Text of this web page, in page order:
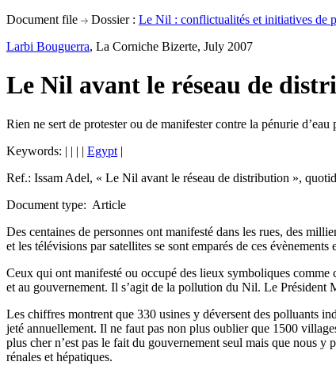
Document file Dossier : Le Nil : conflictualités et initiatives de
Larbi Bouguerra, La Corniche Bizerte, July 2007
Le Nil avant le réseau de
Rien ne sert de protester ou de manifester contre la pénurie
Keywords: | | | | Egypt |
Ref.: Issam Adel, « Le Nil avant le réseau de distribution »,
Document type: Article
Des centaines de personnes ont manifesté dans les rues, des
et les télévisions par satellites se sont emparés de ces
Ceux qui ont manifesté ou occupé des lieux symboliques
et au gouvernement. Il s’agit de la pollution du Nil. Le Président
Les chiffres montrent que 330 usines y déversent des polluants
jeté annuellement. Il ne faut pas non plus oublier que 1500
plus cher n’est pas le fait du gouvernement seul mais que nous
rénales et hépatiques.